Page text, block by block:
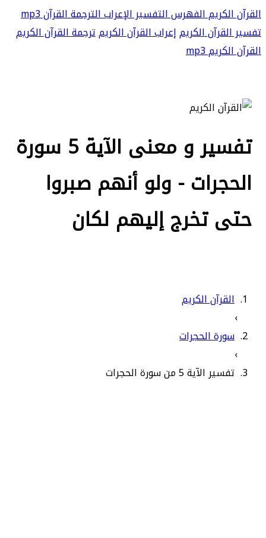
القرآن الكريمالفهرسالتفسيرالإعرابالترجمةالقرآن mp3
تفسير القرآن الكريمإعراب القرآن الكريمترجمة القرآن الكريم
القرآن الكريم mp3
تفسير و معنى الآية 5 سورة
الحجرات - ولو أنهم صبروا
حتى تخرج إليهم لكان
القرآن الكريم
›
سورة الحجرات
›
تفسير الآية 5 من سورة الحجرات